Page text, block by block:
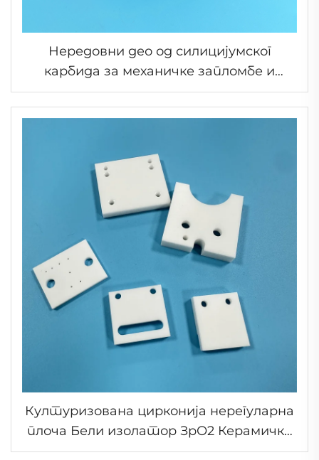
Нередовни део од силицијумског
карбида за механичке запломбе и
компоненте пумпа
Културизована цирконија нерегуларна
плоча Бели изолатор ЗрО2 Керамичка
плоча са рупом